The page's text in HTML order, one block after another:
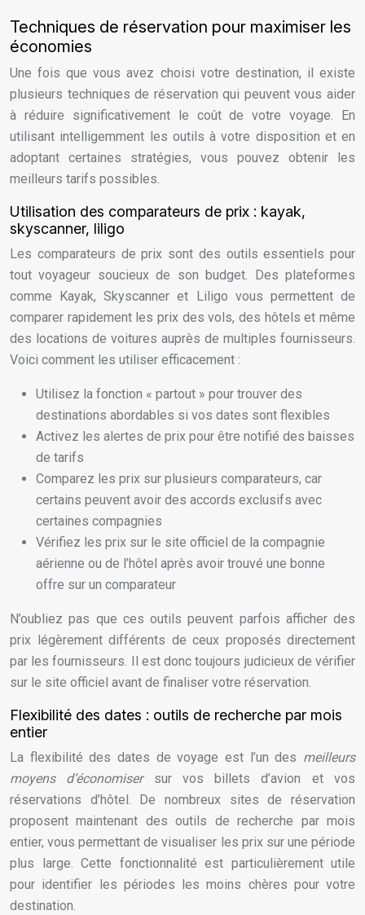
Techniques de réservation pour maximiser les
économies
Une fois que vous avez choisi votre destination, il existe
plusieurs techniques de réservation qui peuvent vous aider
à réduire significativement le coût de votre voyage. En
utilisant intelligemment les outils à votre disposition et en
adoptant certaines stratégies, vous pouvez obtenir les
meilleurs tarifs possibles.
Utilisation des comparateurs de prix : kayak,
skyscanner, liligo
Les comparateurs de prix sont des outils essentiels pour
tout voyageur soucieux de son budget. Des plateformes
comme Kayak, Skyscanner et Liligo vous permettent de
comparer rapidement les prix des vols, des hôtels et même
des locations de voitures auprès de multiples fournisseurs.
Voici comment les utiliser efficacement :
Utilisez la fonction « partout » pour trouver des
destinations abordables si vos dates sont flexibles
Activez les alertes de prix pour être notifié des baisses
de tarifs
Comparez les prix sur plusieurs comparateurs, car
certains peuvent avoir des accords exclusifs avec
certaines compagnies
Vérifiez les prix sur le site officiel de la compagnie
aérienne ou de l’hôtel après avoir trouvé une bonne
offre sur un comparateur
N’oubliez pas que ces outils peuvent parfois afficher des
prix légèrement différents de ceux proposés directement
par les fournisseurs. Il est donc toujours judicieux de vérifier
sur le site officiel avant de finaliser votre réservation.
Flexibilité des dates : outils de recherche par mois
entier
La flexibilité des dates de voyage est l’un des meilleurs
moyens d’économiser sur vos billets d’avion et vos
réservations d’hôtel. De nombreux sites de réservation
proposent maintenant des outils de recherche par mois
entier, vous permettant de visualiser les prix sur une période
plus large. Cette fonctionnalité est particulièrement utile
pour identifier les périodes les moins chères pour votre
destination.